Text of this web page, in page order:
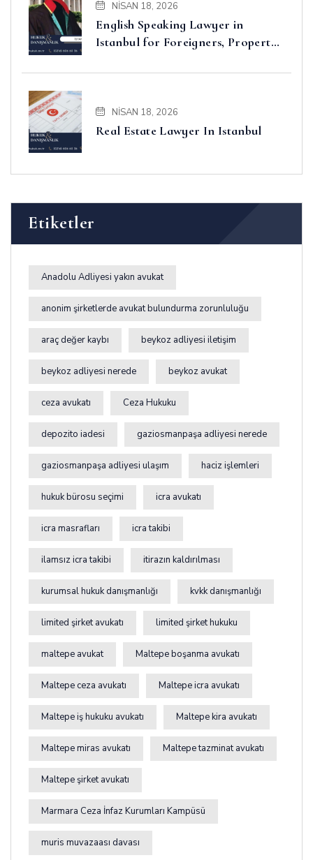
NISAN 18, 2026
English Speaking Lawyer in
Istanbul for Foreigners, Property,
NISAN 18, 2026
Real Estate Lawyer In Istanbul
Etiketler
Anadolu Adliyesi yakın avukat
anonim şirketlerde avukat bulundurma zorunluluğu
araç değer kaybı beykoz adliyesi iletişim
beykoz adliyesi nerede beykoz avukat
ceza avukatı Ceza Hukuku
depozito iadesi gaziosmanpaşa adliyesi nerede
gaziosmanpaşa adliyesi ulaşım haciz işlemleri
hukuk bürosu seçimi icra avukatı
icra masrafları icra takibi
ilamsız icra takibi itirazın kaldırılması
kurumsal hukuk danışmanlığı kvkk danışmanlığı
limited şirket avukatı limited şirket hukuku
maltepe avukat Maltepe boşanma avukatı
Maltepe ceza avukatı Maltepe icra avukatı
Maltepe iş hukuku avukatı Maltepe kira avukatı
Maltepe miras avukatı Maltepe tazminat avukatı
Maltepe şirket avukatı
Marmara Ceza İnfaz Kurumları Kampüsü
muris muvazaası davası